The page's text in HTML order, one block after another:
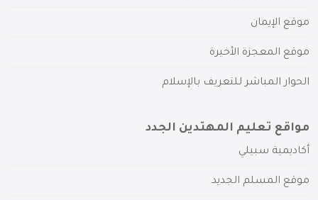
موقع الإيمان
موقع المعجزة الأخيرة
الحوار المباشر للتعريف بالإسلام
مواقع تعليم المهتدين الجدد
أكاديمية سبيلي
موقع المسلم الجديد